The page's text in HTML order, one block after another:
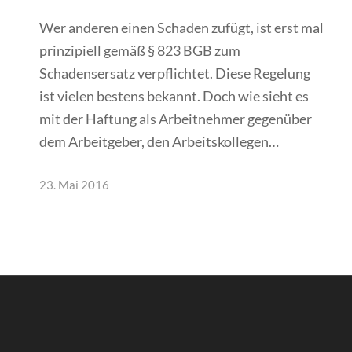
Wer anderen einen Schaden zufügt, ist erst mal
prinzipiell gemäß § 823 BGB zum
Schadensersatz verpflichtet. Diese Regelung
ist vielen bestens bekannt. Doch wie sieht es
mit der Haftung als Arbeitnehmer gegenüber
dem Arbeitgeber, den Arbeitskollegen…
23. Mai 2016